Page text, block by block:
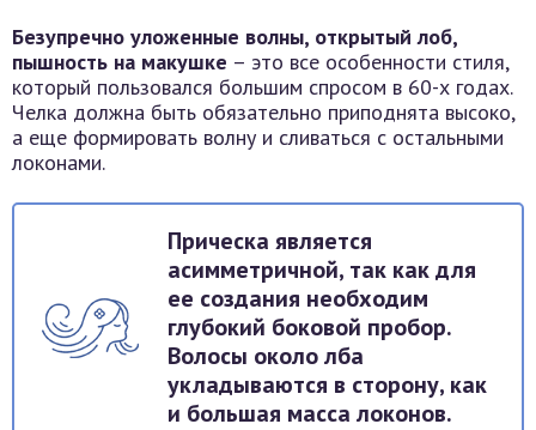
Безупречно уложенные волны, открытый лоб,
пышность на макушке – это все особенности стиля,
который пользовался большим спросом в 60-х годах.
Челка должна быть обязательно приподнята высоко,
а еще формировать волну и сливаться с остальными
локонами.
Прическа является
асимметричной, так как для
ее создания необходим
глубокий боковой пробор.
Волосы около лба
укладываются в сторону, как
и большая масса локонов.